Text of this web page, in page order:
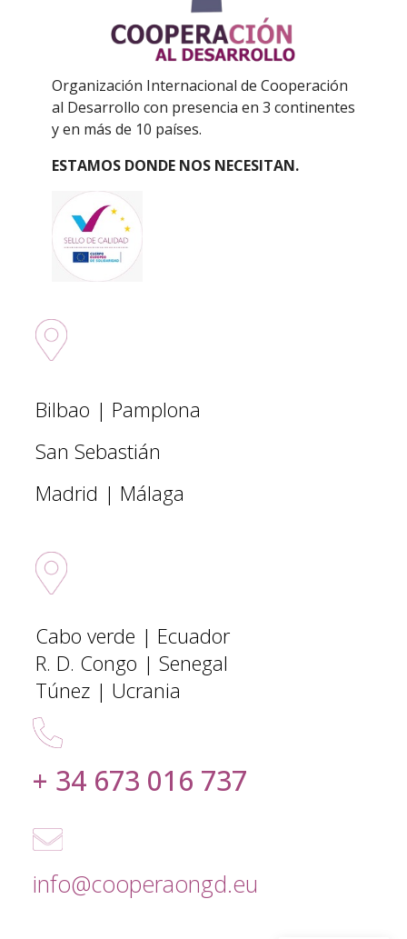
Organización Internacional de Cooperación
al Desarrollo con presencia en 3 continentes
y en más de 10 países.
ESTAMOS DONDE NOS NECESITAN.
Bilbao | Pamplona
San Sebastián
Madrid | Málaga
Cabo verde | Ecuador
R. D. Congo | Senegal
Túnez | Ucrania
+ 34 673 016 737
info@cooperaongd.eu